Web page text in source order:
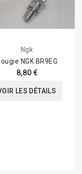
Ngk
NGK BR9EG
8,80 €
LES DÉTAILS